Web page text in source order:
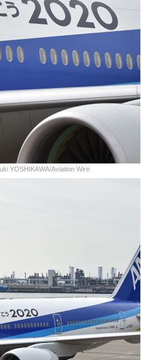
YOSHIKAWA/Aviation Wire